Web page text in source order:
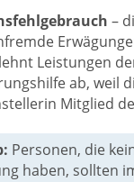
–
Leistungen
ab, weil
Mitglied
Personen, die
haben, sollten